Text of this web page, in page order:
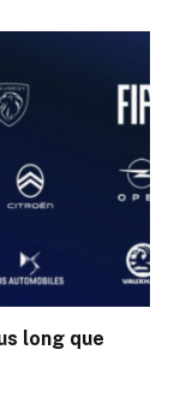
long que